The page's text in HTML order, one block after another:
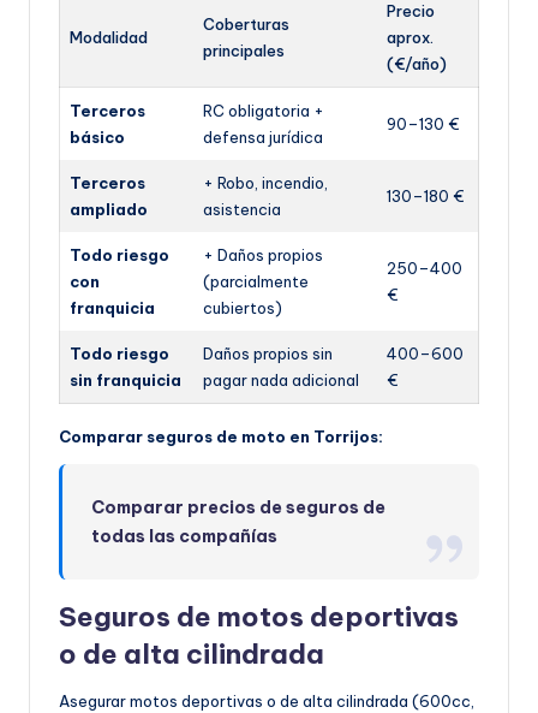
Modalidad
Coberturas
principales
Precio
aprox.
(€/año)
Terceros
básico
RC obligatoria +
defensa jurídica
90–130 €
Terceros
ampliado
+ Robo, incendio,
asistencia
130–180 €
Todo riesgo
con
franquicia
+ Daños propios
(parcialmente
cubiertos)
250–400
€
Todo riesgo
sin franquicia
Daños propios sin
pagar nada adicional
400–600
€
Comparar seguros de moto en Torrijos:
Comparar precios de seguros de
todas las compañías
Seguros de motos deportivas
o de alta cilindrada
Asegurar motos deportivas o de alta cilindrada (600cc,